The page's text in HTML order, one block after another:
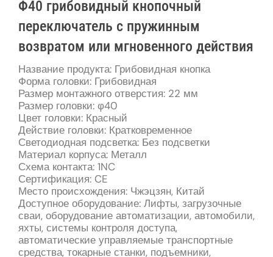
Φ40 грибовидный кнопочный
переключатель с пружинным
возвратом или мгновенного действия
Название продукта: Грибовидная кнопка
Форма головки: Грибовидная
Размер монтажного отверстия: 22 мм
Размер головки: φ40
Цвет головки: Красный
Действие головки: Кратковременное
Светодиодная подсветка: Без подсветки
Материал корпуса: Металл
Схема контакта: 1NC
Сертификация: CE
Место происхождения: Чжэцзян, Китай
Доступное оборудование: Лифты, загрузочные
сваи, оборудование автоматизации, автомобили,
яхты, системы контроля доступа,
автоматические управляемые транспортные
средства, токарные станки, подъемники,